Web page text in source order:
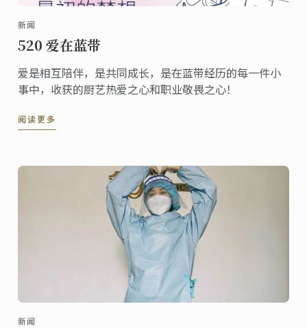
新闻
520 爱在蓝带
爱是相互陪伴，是共同成长，是在蓝带经历的每一件小
事中，收获的厨艺热爱之心和职业敬畏之心！
阅读更多
新闻